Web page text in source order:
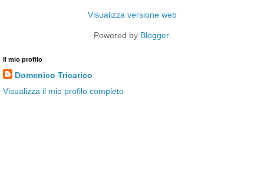
Visualizza versione web
Powered by Blogger.
Il mio profilo
Domenico Tricarico
Visualizza il mio profilo completo